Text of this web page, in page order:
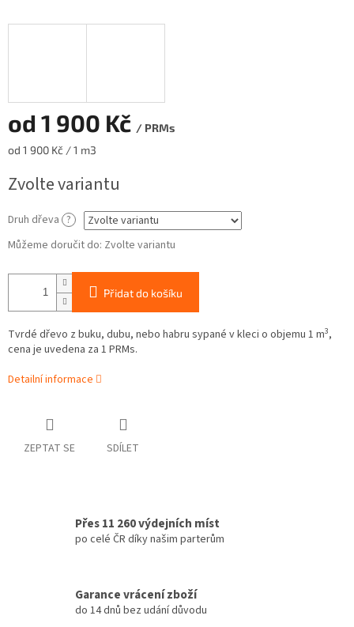
od 1 900 Kč / PRMs
Měrná
od 1 900 Kč / 1 m3
Zvolte variantu
Druh dřeva ?
Můžeme doručit do: Zvolte variantu
Přidat do košíku
Tvrdé dřevo z buku, dubu, nebo habru sypané v kleci o objemu 1 m3,
cena je uvedena za 1 PRMs.
Detailní informace
ZEPTAT SE SDÍLET
Přes 11 260 výdejních míst
po celé ČR díky našim parterům
Garance vrácení zboží
do 14 dnů bez udání důvodu